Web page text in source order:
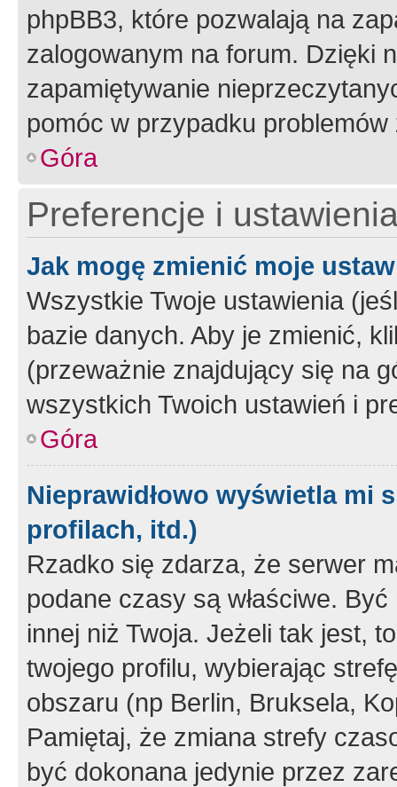
phpBB3, które pozwalają na
zalogowanym na forum. Dzięki
zapamiętywanie
pomóc w przypadku
Góra
Preferencje i
Jak mogę zmienić moje
Wszystkie Twoje ustawienia
bazie danych. Aby je zmienić,
(przeważnie znajdujący się na
wszystkich Twoich ustawień i
Góra
Nieprawidłowo wyświetla mi
profilach, itd.)
Rzadko się zdarza, że serwer
podane czasy są właściwe.
innej niż Twoja. Jeżeli tak jest,
twojego profilu, wybierając
obszaru (np Berlin, Bruksela,
Pamiętaj, że zmiana strefy
być dokonana jedynie przez